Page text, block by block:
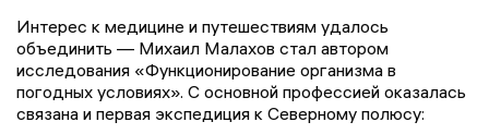
Интерес к медицине и путешествиям удалось
объединить — Михаил Малахов стал автором
исследования «Функционирование организма в
погодных условиях». С основной профессией оказалась
связана и первая экспедиция к Северному полюсу: